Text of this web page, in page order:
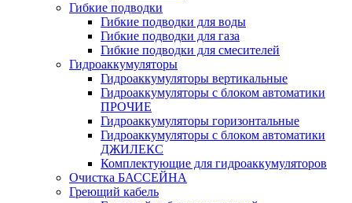
Гибкие подводки
Гибкие подводки для воды
Гибкие подводки для газа
Гибкие подводки для смесителей
Гидроаккумуляторы
Гидроаккумуляторы вертикальные
Гидроаккумуляторы с блоком автоматики
ПРОЧИЕ
Гидроаккумуляторы горизонтальные
Гидроаккумуляторы с блоком автоматики
ДЖИЛЕКС
Комплектующие для гидроаккумуляторов
Очистка БАССЕЙНА
Греющий кабель